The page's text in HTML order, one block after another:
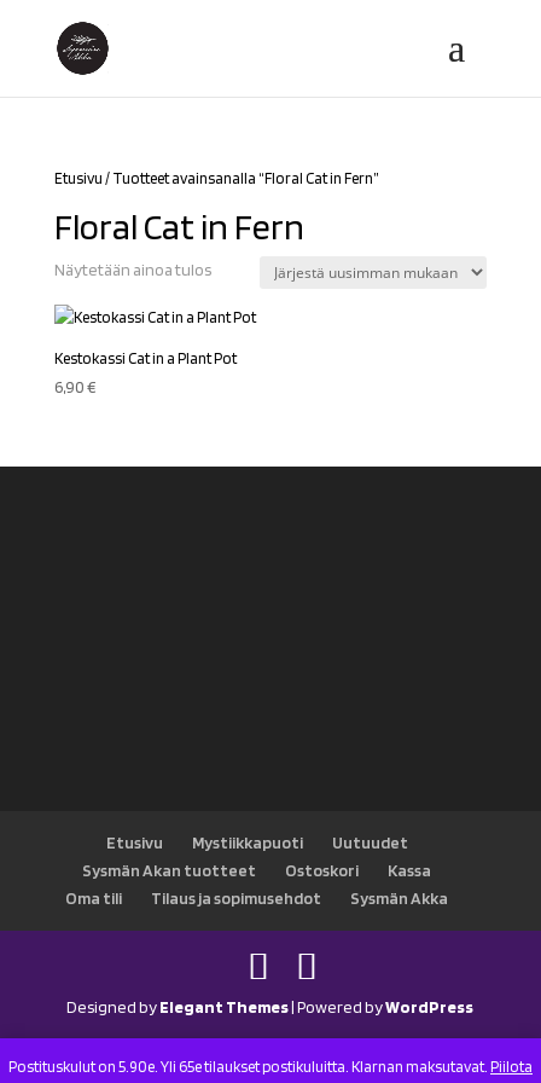
Postituskulut on 5.90e. Yli 65e tilaukset postikuluitta. Klarnan maksutavat. Piilota
Etusivu / Tuotteet avainsanalla “Floral Cat in Fern”
Floral Cat in Fern
Näytetään ainoa tulos
Kestokassi Cat in a Plant Pot
6,90€
Etusivu Mystiikkapuoti
Uutuudet
Sysmän Akan tuotteet
Ostoskori
Kassa
Oma tili
Tilaus ja sopimusehdot Sysmän Akka
Designed byElegant Themes| Powered byWordPress